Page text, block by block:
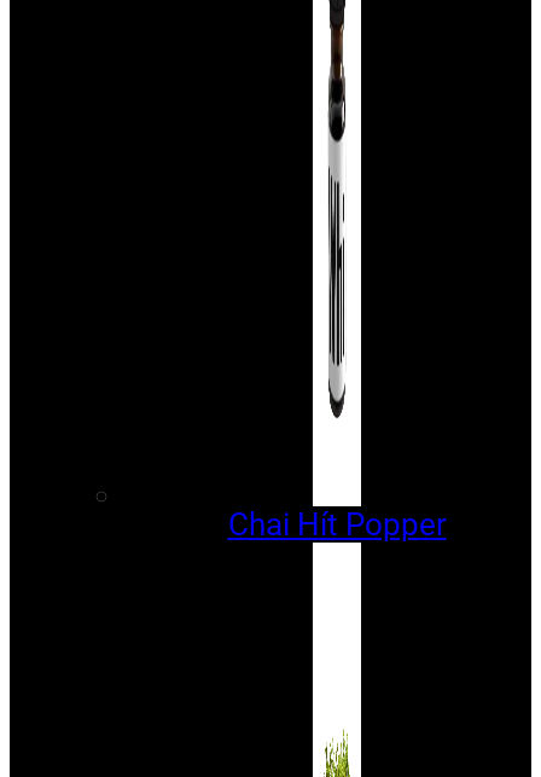
Chai Hít Popper